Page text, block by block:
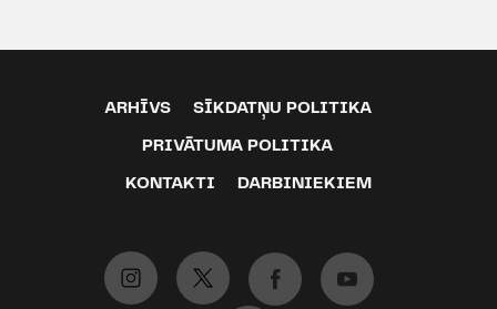
ARHĪVS SĪKDATŅU POLITIKA
PRIVĀTUMA POLITIKA
KONTAKTI DARBINIEKIEM